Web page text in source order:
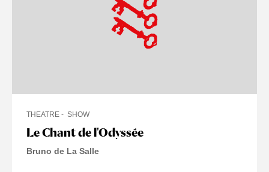
Le Chant de l'Odyssée
THEATRE SHOW
Bruno de La Salle